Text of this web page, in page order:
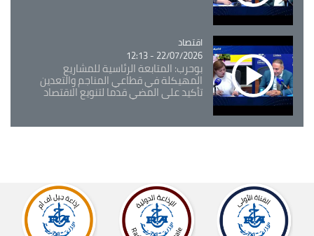
Catégorie
اقتصاد
22/07/2026 - 12:13
بوحرب: المتابعة الرئاسية للمشاريع
المهيكلة في قطاعي المناجم والتعدين
تأكيد على المضي قدما لتنويع الاقتصاد